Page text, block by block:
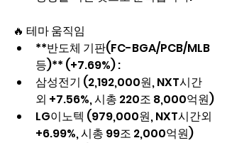
🔥 테마 움직임
**반도체 기판(FC-BGA/PCB/MLB
등)** (+7.69%) :
삼성전기 (2,192,000원, NXT시간
외 +7.56%, 시총 220조 8,000억원)
LG이노텍 (979,000원, NXT시간외
+6.99%, 시총 99조 2,000억원)